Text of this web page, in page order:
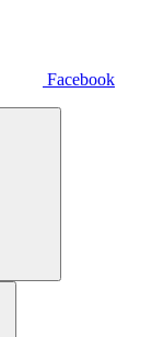
Facebook